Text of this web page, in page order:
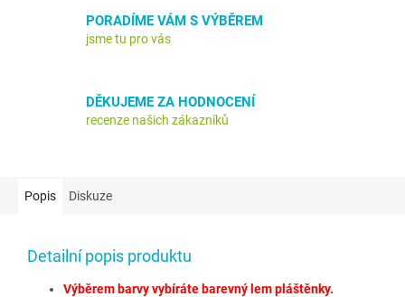
PORADÍME VÁM S VÝBĚREM
jsme tu pro vás
DĚKUJEME ZA HODNOCENÍ
recenze našich zákazníků
Popis Diskuze
Detailní popis produktu
Výběrem barvy vybíráte barevný lem pláštěnky.